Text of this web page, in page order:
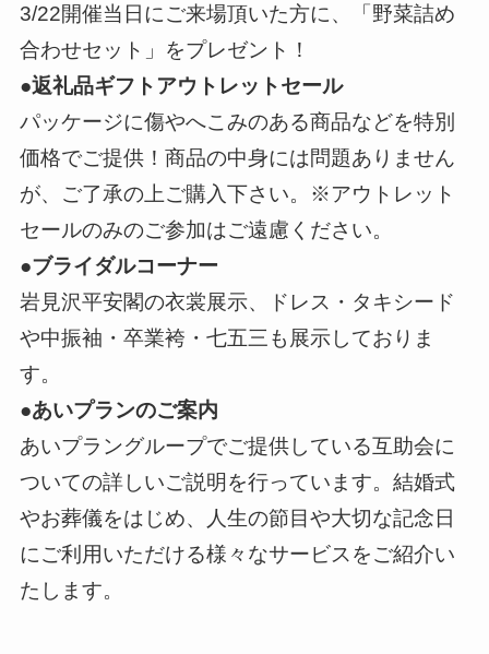
3/22開催当日にご来場頂いた方に、「野菜詰め
合わせセット」をプレゼント！
●返礼品ギフトアウトレットセール
パッケージに傷やへこみのある商品などを特別
価格でご提供！商品の中身には問題ありません
が、ご了承の上ご購入下さい。※アウトレット
セールのみのご参加はご遠慮ください。
●ブライダルコーナー
岩見沢平安閣の衣裳展示、ドレス・タキシード
や中振袖・卒業袴・七五三も展示しておりま
す。
●あいプランのご案内
あいプラングループでご提供している互助会に
ついての詳しいご説明を行っています。結婚式
やお葬儀をはじめ、人生の節目や大切な記念日
にご利用いただける様々なサービスをご紹介い
たします。